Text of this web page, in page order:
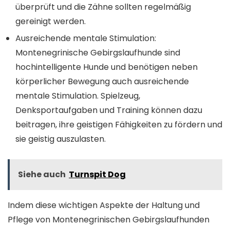
überprüft und die Zähne sollten regelmäßig
gereinigt werden.
Ausreichende mentale Stimulation:
Montenegrinische Gebirgslaufhunde sind
hochintelligente Hunde und benötigen neben
körperlicher Bewegung auch ausreichende
mentale Stimulation. Spielzeug,
Denksportaufgaben und Training können dazu
beitragen, ihre geistigen Fähigkeiten zu fördern und
sie geistig auszulasten.
Siehe auch Turnspit Dog
Indem diese wichtigen Aspekte der Haltung und
Pflege von Montenegrinischen Gebirgslaufhunden